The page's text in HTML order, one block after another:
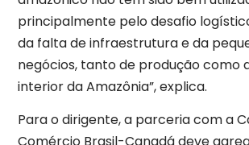
principalmente pelo desafio
da falta de infraestrutura e da
negócios, tanto de produção como
interior da Amazônia”, explica.
Para o dirigente, a parceria com a
Comércio Brasil-Canadá deve